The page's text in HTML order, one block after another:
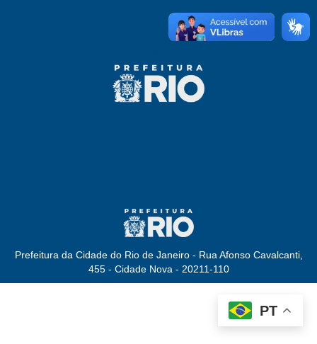
Prefeitura da Cidade do Rio de Janeiro - Rua Afonso Cavalcanti,
455 - Cidade Nova - 20211-110
PT